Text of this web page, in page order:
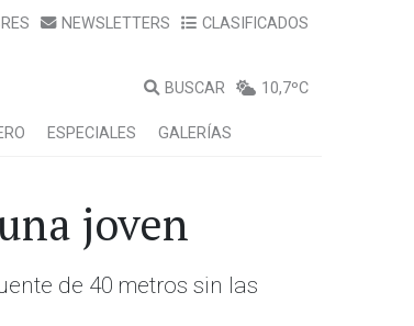
NEWSLETTERS CLASIFICADOS
BUSCAR 10,7ºC
ESPECIALES GALERÍAS
joven
de 40 metros sin las